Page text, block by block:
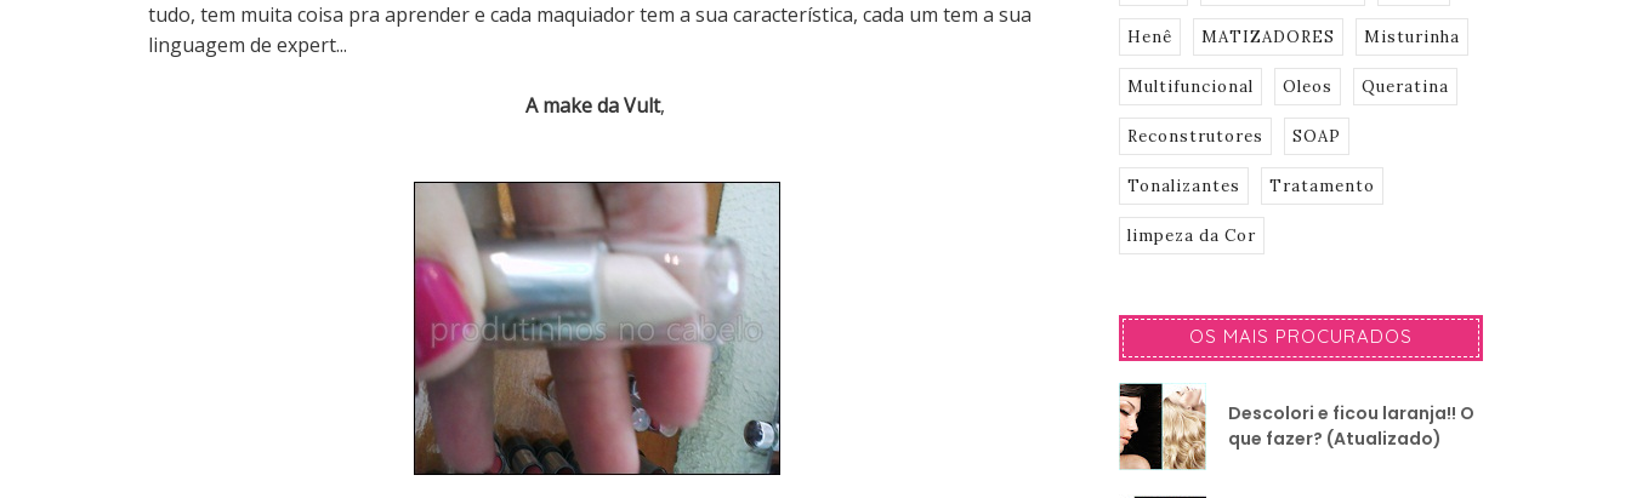
tudo, tem muita coisa pra aprender e cada maquiador tem a sua característica, cada um tem a sua
linguagem de expert...
A make da Vult,
Henê MATIZADORES Misturinha
Multifuncional Oleos Queratina
Reconstrutores SOAP
Tonalizantes Tratamento
limpeza da Cor
OS MAIS PROCURADOS
Descolori e ficou laranja!! O
que fazer? (Atualizado)